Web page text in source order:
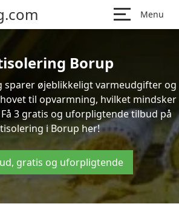
Menu
Borup
sparer øjeblikkeligt varmeudgifter og
til opvarmning, hvilket mindsker
3 gratis og uforpligtende tilbud på
i Borup her!
gratis og uforpligtende